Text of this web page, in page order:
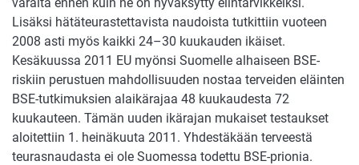
Lisäksi hätäteurastettavista naudoista tutkittiin vuoteen
2008 asti myös kaikki 24–30 kuukauden ikäiset.
Kesäkuussa 2011 EU myönsi Suomelle alhaiseen BSE-
riskiin perustuen mahdollisuuden nostaa terveiden eläinten
BSE-tutkimuksien alaikärajaa 48 kuukaudesta 72
kuukauteen. Tämän uuden ikärajan mukaiset testaukset
aloitettiin 1. heinäkuuta 2011. Yhdestäkään terveestä
teurasnaudasta ei ole Suomessa todettu BSE-prionia.